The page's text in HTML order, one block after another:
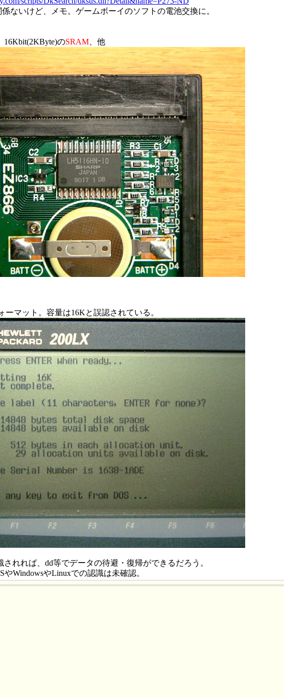
ないけど、メモ。ゲームボーイのソフトの電池交換に。
16Kbit(2KByte)のSRAM 、他
ーマット。容量は16Kと誤認されている。
されれば、dd等でデータの待避・復帰ができるだろう。
やWindowsやLinuxでの認識は未確認。